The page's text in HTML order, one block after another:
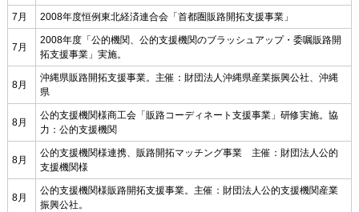
7月 2008年度恒例東北経済連合会「首都圏販路開拓支援事業」
7月
2008年度「公的機関、公的支援機関のブラッシュアップ・委嘱販路開
拓支援事業」実施。
8月
沖縄県販路開拓支援事業。主催：財団法人沖縄県産業振興公社、沖縄
県
8月
公的支援機関様商工会「販路コーディネート支援事業」研修実施。協
力：公的支援機関
8月
公的支援機関様連携、販路開拓マッチング事業 主催：財団法人公的
支援機関様
8月
公的支援機関様販路開拓支援事業。主催：財団法人公的支援機関産業
振興公社。